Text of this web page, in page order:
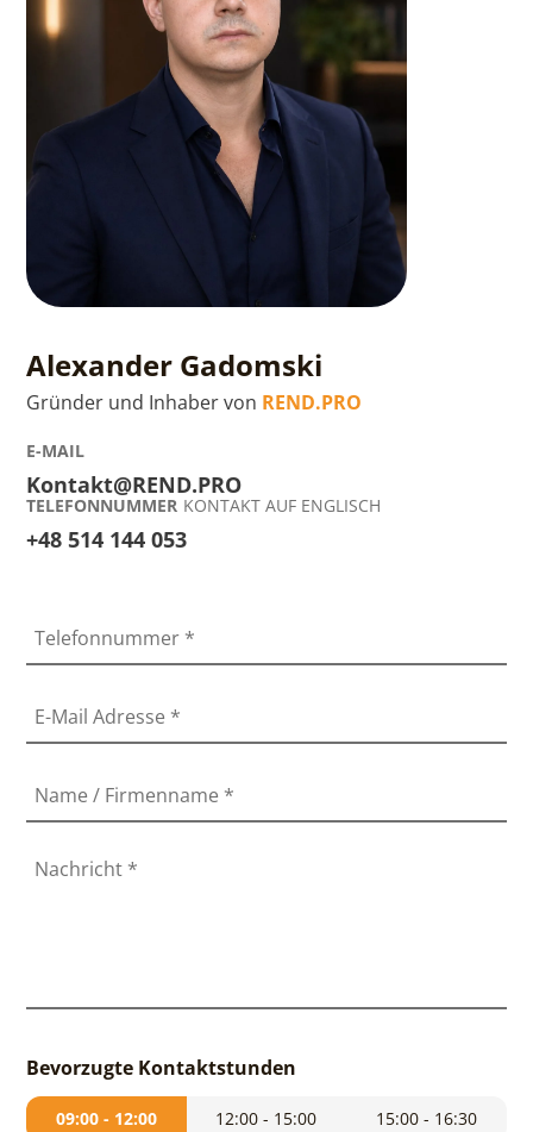
Telefonnummer *
E-Mail Adresse *
Name / Firmenname *
Nachricht *
Bevorzugte Kontaktstunden
09:00 - 12:00 12:00 - 15:00 15:00 - 16:30
Alexander Gadomski
Gründer und Inhaber von REND.PRO
E-MAIL
Kontakt@REND.PRO
TELEFONNUMMER KONTAKT AUF ENGLISCH
+48 514 144 053